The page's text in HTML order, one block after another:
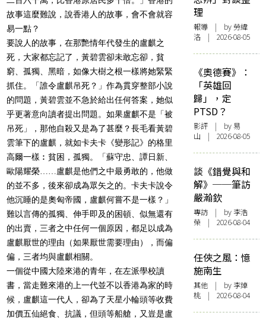
故事這麼難說，說香港人的故事，會不會就容
易一點？
要說人的故事，在那艷情年代發生的盧麒之
死，大家都忘記了，黃碧雲卻未敢忘卻，貧
窮、孤獨、黑暗，如像大樹之根一樣將她緊緊
抓住。「誰令盧麒吊死？」作為貫穿整部小說
的問題，黃碧雲並不急於給出任何答案，她似
乎更著意向讀者提出問題。如果盧麒不是「被
吊死」，那他自殺又是為了甚麼？長毛看黃碧
雲筆下的盧麒，就如卡夫卡《變形記》的格里
高爾一樣︰貧困，孤獨。「蘇守忠、譚日新、
歐陽耀榮……盧麒是他們之中最勇敢的，他做
的並不多，後來卻成為眾矢之的。卡夫卡說令
他沉睡的是奧匈帝國，盧麒何嘗不是一樣？」
難以言傳的孤獨、伸手即及的困頓、似無還有
的出賣，三者之中任何一個原因，都足以成為
盧麒厭世的理由（如果厭世需要理由），而偏
偏，三者均與盧麒相關。
一個從中國大陸來港的青年，在左派學校讀
書，當走難來港的上一代並不以香港為家的時
候，盧麒這一代人，卻為了天星小輪頭等收費
加價五仙絕食、抗議，但頭等船艙，又豈是盧
理
報導 | by 勞緯
洛 | 2026-08-05
《奧德賽》：
「英雄回
歸」，定
PTSD？
影評 | by 易
山 | 2026-08-05
談《錯覺與和
解》──筆訪
嚴瀚欽
專訪 | by 李浩
榮 | 2026-08-04
任俠之風：憶
施南生
其他 | by 李焯
桃 | 2026-08-04